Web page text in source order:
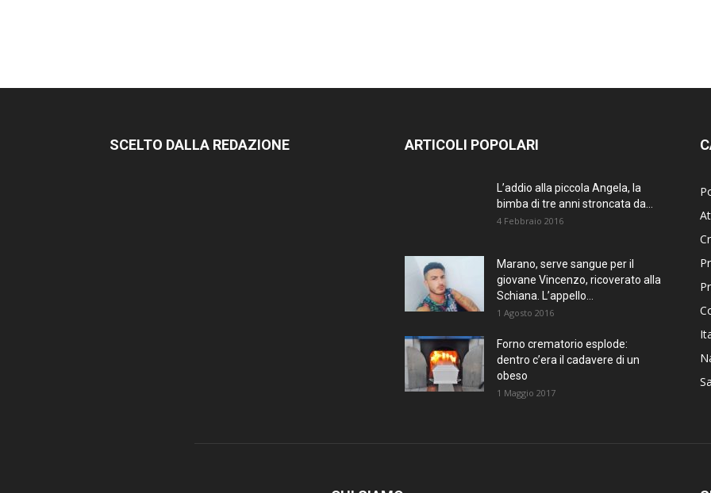
SCELTO DALLA REDAZIONE ARTICOLI POPOLARI
L’addio alla piccola Angela, la
bimba di tre anni stroncata da...
4 Febbraio 2016
Marano, serve sangue per il
giovane Vincenzo, ricoverato alla
Schiana. L’appello...
1 Agosto 2016
Forno crematorio esplode:
dentro c’era il cadavere di un
obeso
1 Maggio 2017